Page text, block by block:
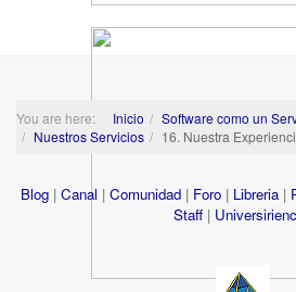
You are here: Inicio
Software como un
Nuestros Servicios
16. Nuestra
Blog | Canal | Comunidad | Foro | Libreria |
Staff |